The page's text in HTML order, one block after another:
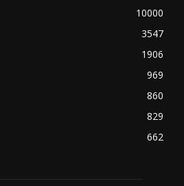
10000
3547
1906
969
860
829
662